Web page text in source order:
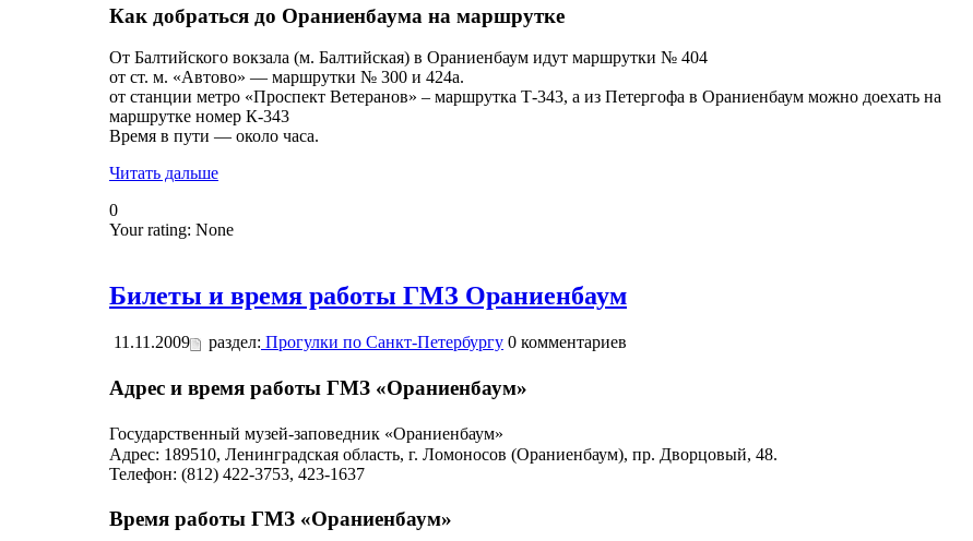
Как добраться до Ораниенбаума на маршрутке
От Балтийского вокзала (м. Балтийская) в Ораниенбаум идут маршрутки № 404
от ст. м. «Автово» — маршрутки № 300 и 424а.
от станции метро «Проспект Ветеранов» – маршрутка Т-343, а из Петергофа в Ораниенбаум можно доехать на
маршрутке номер К-343
Время в пути — около часа.
Читать дальше
0
Your rating: None
Билеты и время работы ГМЗ Ораниенбаум
11.11.2009 раздел: Прогулки по Санкт-Петербургу 0 комментариев
Адрес и время работы ГМЗ «Ораниенбаум»
Государственный музей-заповедник «Ораниенбаум»
Адрес: 189510, Ленинградская область, г. Ломоносов (Ораниенбаум), пр. Дворцовый, 48.
Телефон: (812) 422-3753, 423-1637
Время работы ГМЗ «Ораниенбаум»